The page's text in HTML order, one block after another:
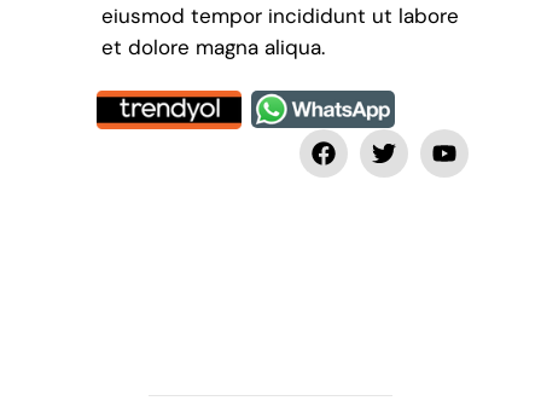
eiusmod tempor incididunt ut labore
et dolore magna aliqua.